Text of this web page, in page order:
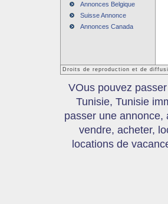
Annonces Belgique
Suisse Annonce
Annonces Canada
Droits de reproduction et de
VOus pouvez
Tunisie, Tunisie
passer une annonce,
vendre, acheter,
locations de